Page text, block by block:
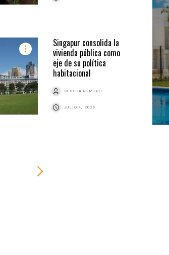
Singapur consolida la
vivienda pública como
eje de su política
habitacional
REBECA ROMERO
JULIO 7, 2026